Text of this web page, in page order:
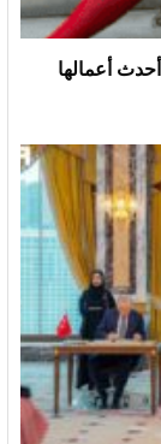
أعمالها